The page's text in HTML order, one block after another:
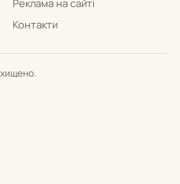
Реклама на сайті
Контакти